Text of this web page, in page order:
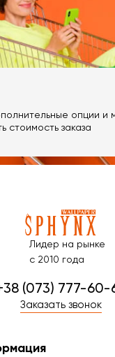
опции и
стоимость заказа
Лидер на рынке
с 2010 года
(073) 777-60-
Заказать звонок